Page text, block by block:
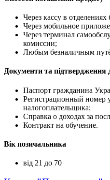
Через кассу в
Через мобильное
Через терминал
комиссии;
Любым безналичным
Документи та підтвердження
Паспорт гражданина
Регистрационный номер
налогоплательщика;
Справка о доходах за
Контракт на обучение.
Вік позичальника
від 21 до 70